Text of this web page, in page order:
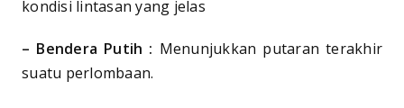
kondisi lintasan yang jelas
– Bendera Putih : Menunjukkan putaran terakhir
suatu perlombaan.